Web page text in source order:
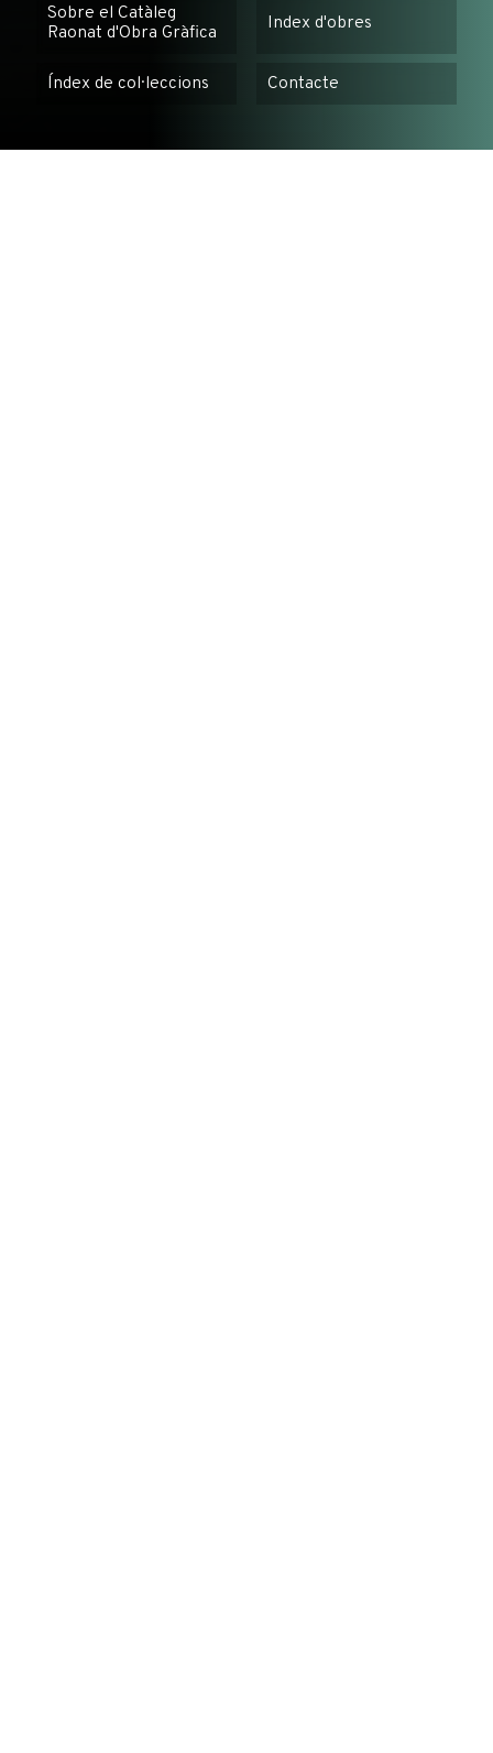
Sobre el Catàleg
Raonat d'Obra Gràfica
Index d'obres
Índex de col·leccions Contacte